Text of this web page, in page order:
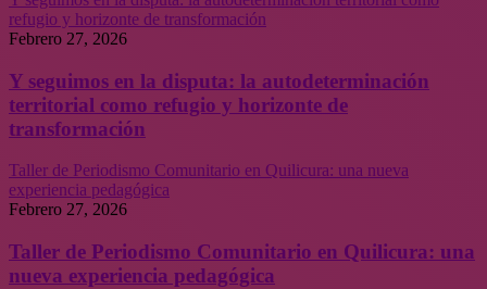
refugio y horizonte de transformación
Febrero 27, 2026
Y seguimos en la disputa: la autodeterminación
territorial como refugio y horizonte de
transformación
Taller de Periodismo Comunitario en Quilicura: una nueva
experiencia pedagógica
Febrero 27, 2026
Taller de Periodismo Comunitario en Quilicura: una
nueva experiencia pedagógica